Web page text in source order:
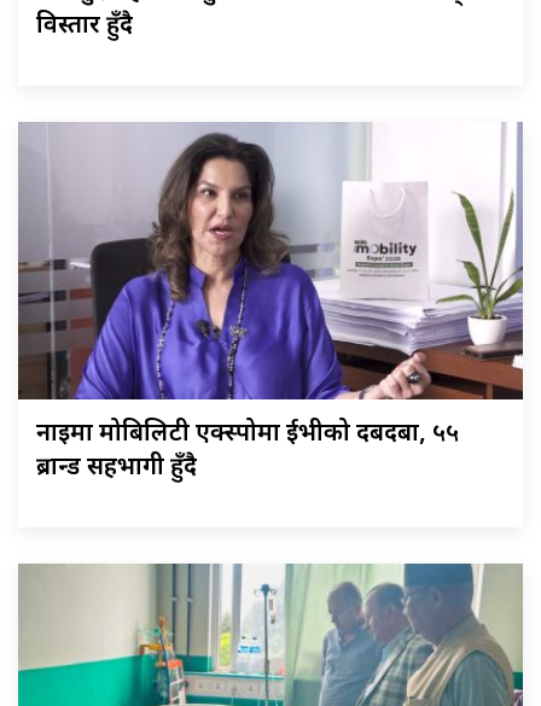
विस्तार हुँदै
नाइमा मोबिलिटी एक्स्पोमा ईभीको दबदबा, ५५
ब्रान्ड सहभागी हुँदै